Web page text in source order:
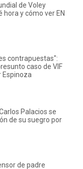
de Voley
hora y cómo ver EN
contrapuestas":
caso de VIF
Espinoza
Palacios se
de su suegro por
de padre